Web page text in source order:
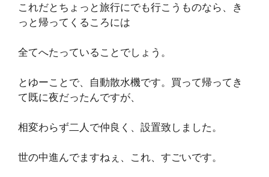
これだとちょっと旅行にでも行こうものなら、き
っと帰ってくるころには
全てへたっていることでしょう。
とゆーことで、自動散水機です。買って帰ってき
て既に夜だったんですが、
相変わらず二人で仲良く、設置致しました。
世の中進んでますねぇ、これ、すごいです。